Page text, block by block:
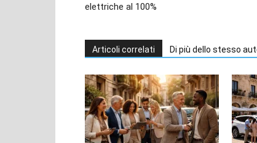
elettriche al 100%
Articoli correlati Di più dello stesso